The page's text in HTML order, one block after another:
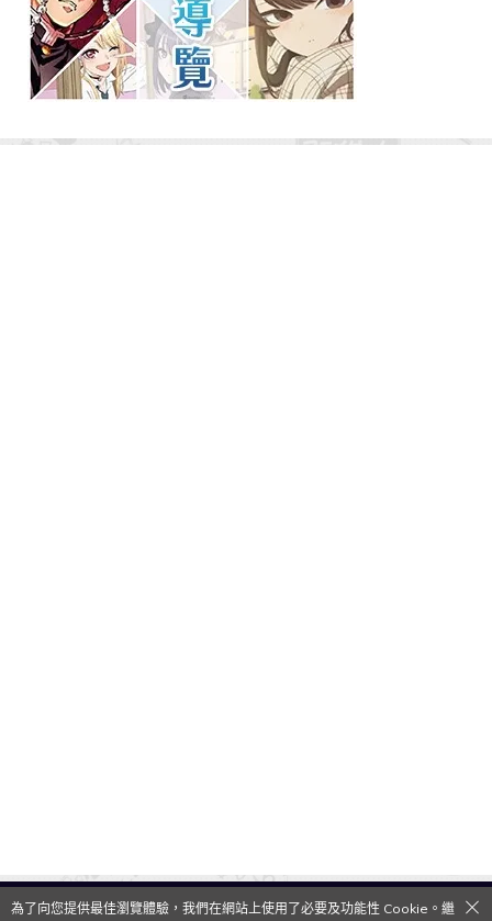
為了向您提供最佳瀏覽體驗，我們在網站上使用了必要及功能性 Cookie。繼